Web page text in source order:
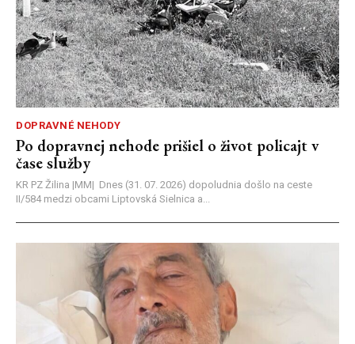
DOPRAVNÉ NEHODY
Po dopravnej nehode prišiel o život policajt v
čase služby
KR PZ Žilina |MM| Dnes (31. 07. 2026) dopoludnia došlo na ceste
II/584 medzi obcami Liptovská Sielnica a...